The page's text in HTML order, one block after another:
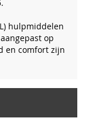
hulpmiddelen
op
en comfort zijn